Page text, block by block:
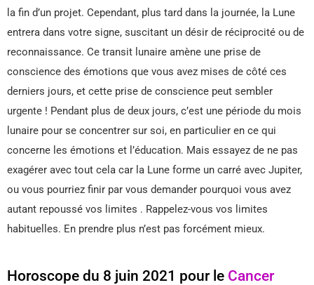
la fin d’un projet. Cependant, plus tard dans la journée, la Lune
entrera dans votre signe, suscitant un désir de réciprocité ou de
reconnaissance. Ce transit lunaire amène une prise de
conscience des émotions que vous avez mises de côté ces
derniers jours, et cette prise de conscience peut sembler
urgente ! Pendant plus de deux jours, c’est une période du mois
lunaire pour se concentrer sur soi, en particulier en ce qui
concerne les émotions et l’éducation. Mais essayez de ne pas
exagérer avec tout cela car la Lune forme un carré avec Jupiter,
ou vous pourriez finir par vous demander pourquoi vous avez
autant repoussé vos limites . Rappelez-vous vos limites
habituelles. En prendre plus n’est pas forcément mieux.
Horoscope du 8 juin 2021 pour le Cancer